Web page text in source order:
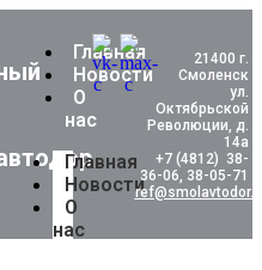
Главная
Новости
О
нас
Главная
Новости
О
нас
21400 г.
Смоленск
ул.
Октябрьской
Революции, д.
14а
+7 (4812) 38-
36-06, 38-05-71